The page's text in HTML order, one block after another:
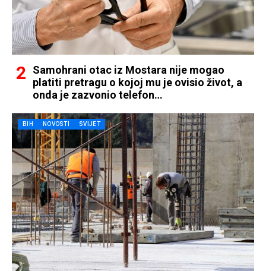
Samohrani otac iz Mostara nije mogao
platiti pretragu o kojoj mu je ovisio život, a
onda je zazvonio telefon…
BIH NOVOSTI SVIJET